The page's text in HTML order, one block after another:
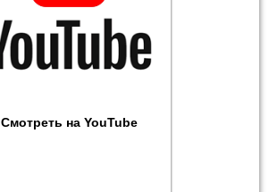
Смотреть на YouTube